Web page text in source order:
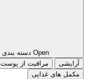
Open دسته بندی ها
آرایشی
مراقبت از پوست
مکمل های غذایی